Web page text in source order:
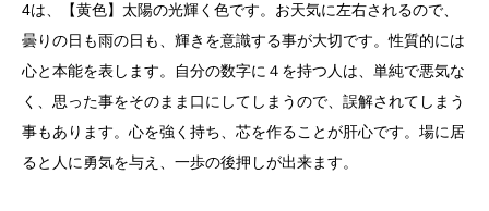
4は、【黄色】太陽の光輝く色です。お天気に左右されるので、
曇りの日も雨の日も、輝きを意識する事が大切です。性質的には
心と本能を表します。自分の数字に４を持つ人は、単純で悪気な
く、思った事をそのまま口にしてしまうので、誤解されてしまう
事もあります。心を強く持ち、芯を作ることが肝心です。場に居
ると人に勇気を与え、一歩の後押しが出来ます。